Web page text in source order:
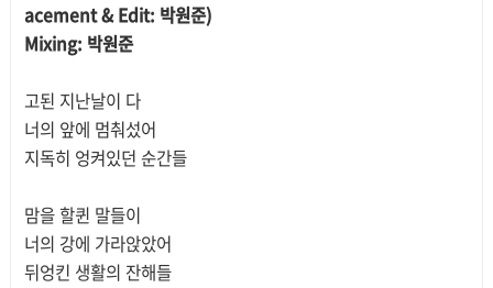
acement & Edit: 박원준)
Mixing: 박원준
고된 지난날이 다
너의 앞에 멈춰섰어
지독히 엉켜있던 순간들
맘을 할퀸 말들이
너의 강에 가라앉았어
뒤엉킨 생활의 잔해들